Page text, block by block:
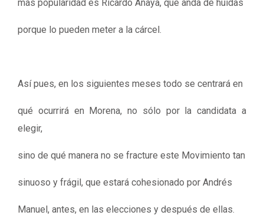
más popularidad es Ricardo Anaya, que anda de huidas
porque lo pueden meter a la cárcel.
Así pues, en los siguientes meses todo se centrará en
qué ocurrirá en Morena, no sólo por la candidata a
elegir,
sino de qué manera no se fracture este Movimiento tan
sinuoso y frágil, que estará cohesionado por Andrés
Manuel, antes, en las elecciones y después de ellas.